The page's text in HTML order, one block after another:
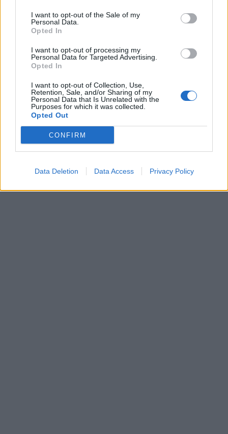
I want to opt-out of the Sale of my
Personal Data.
Opted In
I want to opt-out of processing my
Personal Data for Targeted Advertising.
Opted In
I want to opt-out of Collection, Use,
Retention, Sale, and/or Sharing of my
Personal Data that Is Unrelated with the
Purposes for which it was collected.
Opted Out
CONFIRM
Data Deletion Data Access Privacy Policy